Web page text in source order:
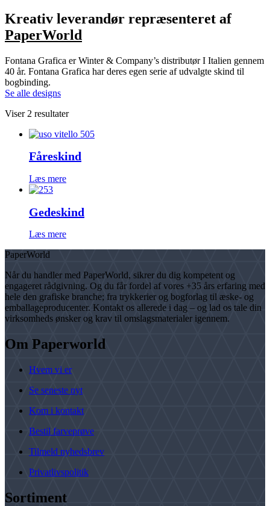
Kreativ leverandør repræsenteret af
PaperWorld
Fontana Grafica er Winter & Company’s distributør I Italien gennem
40 år. Fontana Grafica har deres egen serie af udvalgte skind til
bogbinding.
Se alle designs
Viser 2 resultater
Fåreskind
Læs mere
Gedeskind
Læs mere
PaperWorld
Når du handler med PaperWorld, sikrer du dig kompetent og
engageret rådgivning. Og du får fordel af vores +35 års erfaring med
hele den grafiske branche; fra trykkerier og bogforlag til æske- og
emballageproducenter. Kontakt os allerede i dag – og lad os tale din
virksomheds ønsker og krav til omslagsmaterialer igennem.
Om Paperworld
Hvem vi er
Se seneste nyt
Kom i kontakt
Bestil farveprøve
Tilmeld nyhedsbrev
Privatlivspolitik
Sortiment